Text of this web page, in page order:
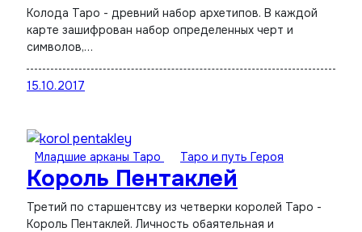
Колода Таро - древний набор архетипов. В каждой
карте зашифрован набор определенных черт и
символов,…
15.10.2017
Младшие арканы Таро Таро и путь Героя
Король Пентаклей
Третий по старшентсву из четверки королей Таро -
Король Пентаклей. Личность обаятельная и